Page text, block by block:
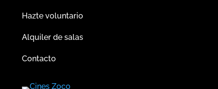
Hazte voluntario
Alquiler de salas
Contacto